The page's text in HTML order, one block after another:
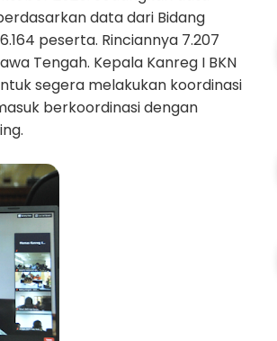
data dari Bidang
peserta. Rinciannya 7.207
Tengah. Kepala Kanreg I BKN
segera melakukan koordinasi
berkoordinasi dengan